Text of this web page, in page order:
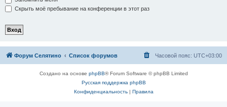
Скрыть моё пребывание на конференции в этот раз
Форум Селятино Список форумов Часовой пояс: UTC+03:00
Создано на основе phpBB® Forum Software © phpBB Limited
Русская поддержка phpBB
Конфиденциальность| Правила